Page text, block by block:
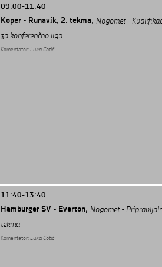
09:00-11:40
Koper - Runavík, 2. tekma, Nogomet -
za konferenčno ligo
Komentator:Luka Cotič
11:40-13:40
Hamburger SV - Everton, Nogomet -
tekma
Komentator:Luka Cotič